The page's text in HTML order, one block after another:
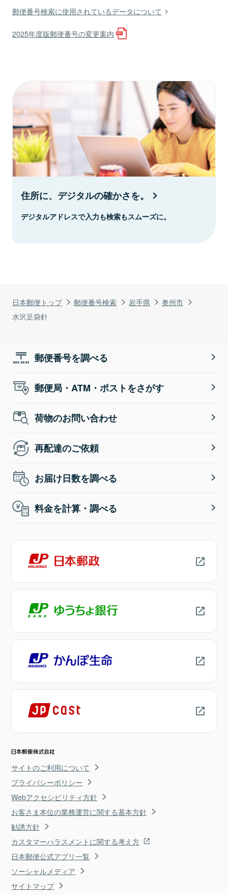
日本郵便トップ 郵便番号検索 岩手県
奥州市
水沢足袋針
郵便番号検索に使用されているデータについて
2025年度版郵便番号の変更案内
住所に、デジタルの確かさを。
デジタルアドレスで入力も検索もスムーズに。
郵便番号を調べる
郵便局・ATM・ポストをさがす
荷物のお問い合わせ
再配達のご依頼
お届け日数を調べる
料金を計算・調べる
サイトのご利用について
プライバシーポリシー
Webアクセシビリティ方針
お客さま本位の業務運営に関する基本方針
勧誘方針
カスタマーハラスメントに関する考え方
日本郵便公式アプリ一覧
ソーシャルメディア
サイトマップ